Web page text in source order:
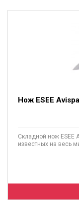
Нож ESEE
Складной нож ESEE
известных на весь